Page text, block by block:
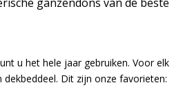
u het hele jaar gebruiken. Voor elk
Dit zijn onze favorieten: